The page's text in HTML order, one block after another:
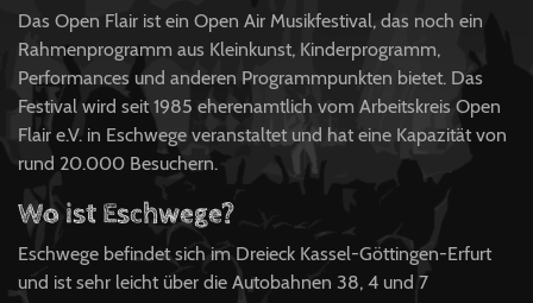
Das Open Flair ist ein Open Air Musikfestival, das noch ein
Rahmenprogramm aus Kleinkunst, Kinderprogramm,
Performances und anderen Programmpunkten bietet. Das
Festival wird seit 1985 eherenamtlich vom Arbeitskreis Open
Flair e.V. in Eschwege veranstaltet und hat eine Kapazität von
rund 20.000 Besuchern.
Wo ist Eschwege?
Eschwege befindet sich im Dreieck Kassel-Göttingen-Erfurt
und ist sehr leicht über die Autobahnen 38, 4 und 7